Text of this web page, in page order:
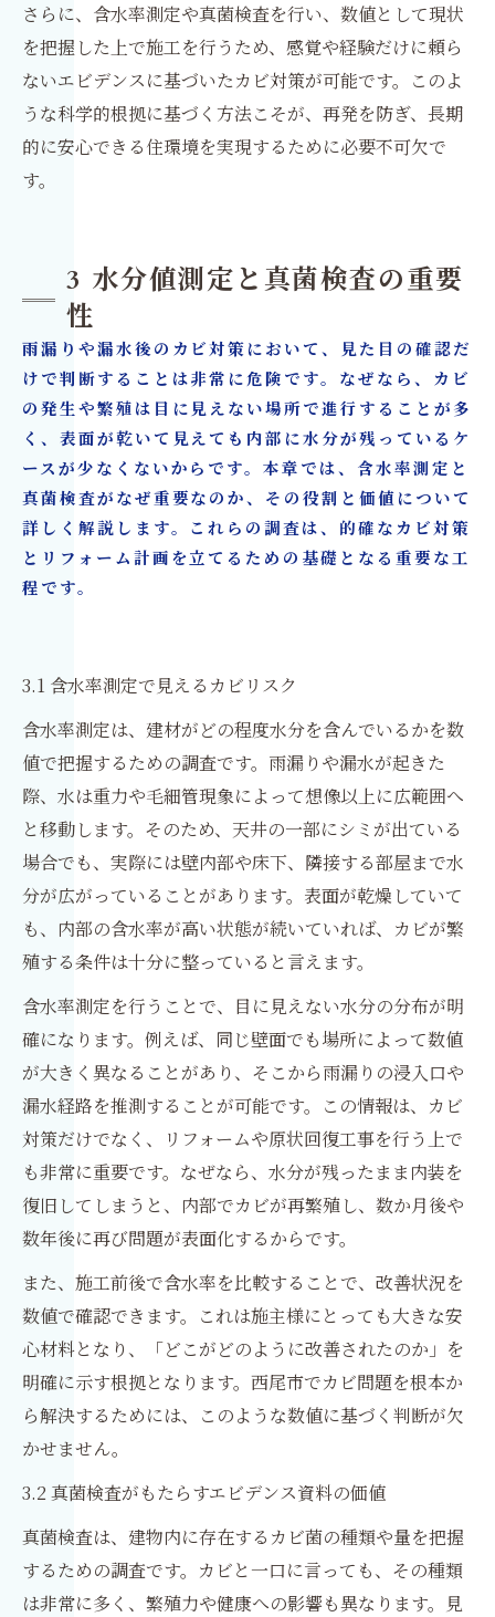
さらに、含水率測定や真菌検査を行い、数値として現状
を把握した上で施工を行うため、感覚や経験だけに頼ら
ないエビデンスに基づいたカビ対策が可能です。このよ
うな科学的根拠に基づく方法こそが、再発を防ぎ、長期
的に安心できる住環境を実現するために必要不可欠で
す。
3 水分値測定と真菌検査の重要
性
雨漏りや漏水後のカビ対策において、見た目の確認だ
けで判断することは非常に危険です。なぜなら、カビ
の発生や繁殖は目に見えない場所で進行することが多
く、表面が乾いて見えても内部に水分が残っているケ
ースが少なくないからです。本章では、含水率測定と
真菌検査がなぜ重要なのか、その役割と価値について
詳しく解説します。これらの調査は、的確なカビ対策
とリフォーム計画を立てるための基礎となる重要な工
程です。
3.1 含水率測定で見えるカビリスク
含水率測定は、建材がどの程度水分を含んでいるかを数
値で把握するための調査です。雨漏りや漏水が起きた
際、水は重力や毛細管現象によって想像以上に広範囲へ
と移動します。そのため、天井の一部にシミが出ている
場合でも、実際には壁内部や床下、隣接する部屋まで水
分が広がっていることがあります。表面が乾燥していて
も、内部の含水率が高い状態が続いていれば、カビが繁
殖する条件は十分に整っていると言えます。
含水率測定を行うことで、目に見えない水分の分布が明
確になります。例えば、同じ壁面でも場所によって数値
が大きく異なることがあり、そこから雨漏りの浸入口や
漏水経路を推測することが可能です。この情報は、カビ
対策だけでなく、リフォームや原状回復工事を行う上で
も非常に重要です。なぜなら、水分が残ったまま内装を
復旧してしまうと、内部でカビが再繁殖し、数か月後や
数年後に再び問題が表面化するからです。
また、施工前後で含水率を比較することで、改善状況を
数値で確認できます。これは施主様にとっても大きな安
心材料となり、「どこがどのように改善されたのか」を
明確に示す根拠となります。西尾市でカビ問題を根本か
ら解決するためには、このような数値に基づく判断が欠
かせません。
3.2 真菌検査がもたらすエビデンス資料の価値
真菌検査は、建物内に存在するカビ菌の種類や量を把握
するための調査です。カビと一口に言っても、その種類
は非常に多く、繁殖力や健康への影響も異なります。見